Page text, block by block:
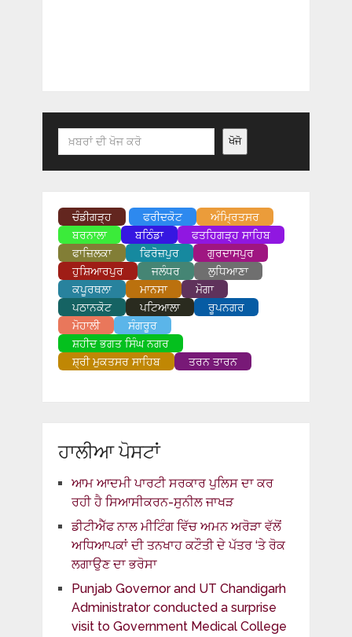
Search ਖੋਜੋ
ਚੰਡੀਗੜ੍ਹ ਫਰੀਦਕੋਟ
ਅੰਮ੍ਰਿਤਸਰ
ਬਰਨਾਲਾ
ਬਠਿੰਡਾ
ਫਤਹਿਗੜ੍ਹ ਸਾਹਿਬ
ਫਾਜ਼ਿਲਕਾ
ਫਿਰੋਜ਼ਪੁਰ
ਗੁਰਦਾਸਪੁਰ
ਹੁਸ਼ਿਆਰਪੁਰ
ਜਲੰਧਰ
ਲੁਧਿਆਣਾ
ਕਪੂਰਥਲਾ
ਮਾਨਸਾ
ਮੋਗਾ
ਪਠਾਨਕੋਟ
ਪਟਿਆਲਾ
ਰੂਪਨਗਰ
ਮੋਹਾਲੀ
ਸੰਗਰੂਰ
ਸ਼ਹੀਦ ਭਗਤ ਸਿੰਘ ਨਗਰ
ਸ਼੍ਰੀ ਮੁਕਤਸਰ ਸਾਹਿਬ
ਤਰਨ ਤਾਰਨ
ਹਾਲੀਆ ਪੋਸਟਾਂ
ਆਮ ਆਦਮੀ ਪਾਰਟੀ ਸਰਕਾਰ ਪੁਲਿਸ ਦਾ ਕਰ
ਰਹੀ ਹੈ ਸਿਆਸੀਕਰਨ-ਸੁਨੀਲ ਜਾਖੜ
ਡੀਟੀਐੱਫ ਨਾਲ ਮੀਟਿੰਗ ਵਿੱਚ ਅਮਨ ਅਰੋੜਾ ਵੱਲੋਂ
ਅਧਿਆਪਕਾਂ ਦੀ ਤਨਖਾਹ ਕਟੌਤੀ ਦੇ ਪੱਤਰ ‘ਤੇ ਰੋਕ
ਲਗਾਉਣ ਦਾ ਭਰੋਸਾ
Punjab Governor and UT Chandigarh
Administrator conducted a surprise
visit to Government Medical College